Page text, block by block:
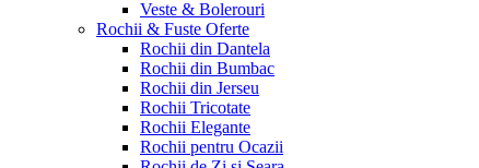
Veste & Bolerouri
Rochii & Fuste Oferte
Rochii din Dantela
Rochii din Bumbac
Rochii din Jerseu
Rochii Tricotate
Rochii Elegante
Rochii pentru Ocazii